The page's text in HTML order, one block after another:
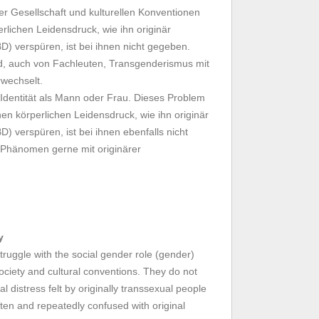
Gesellschaft und kulturellen Konventionen
Leidensdruck, wie ihn originär
verspüren, ist bei ihnen nicht gegeben.
auch von Fachleuten, Transgenderismus mit
als Mann oder Frau. Dieses Problem
körperlichen Leidensdruck, wie ihn originär
verspüren, ist bei ihnen ebenfalls nicht
gerne mit originärer
with the social gender role (gender)
and cultural conventions. They do not
distress felt by originally transsexual people
and repeatedly confused with original